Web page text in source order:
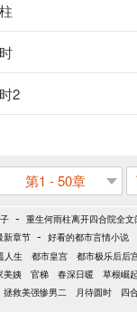
2
第1 - 50章
- 重生何雨柱离开四合院全文
新章节 - 好看的都市言情小说
人生 都市皇宫 都市极乐后后
美姨 官梯 春深日暖 草根崛起
拯救美强惨男二 月待圆时
四